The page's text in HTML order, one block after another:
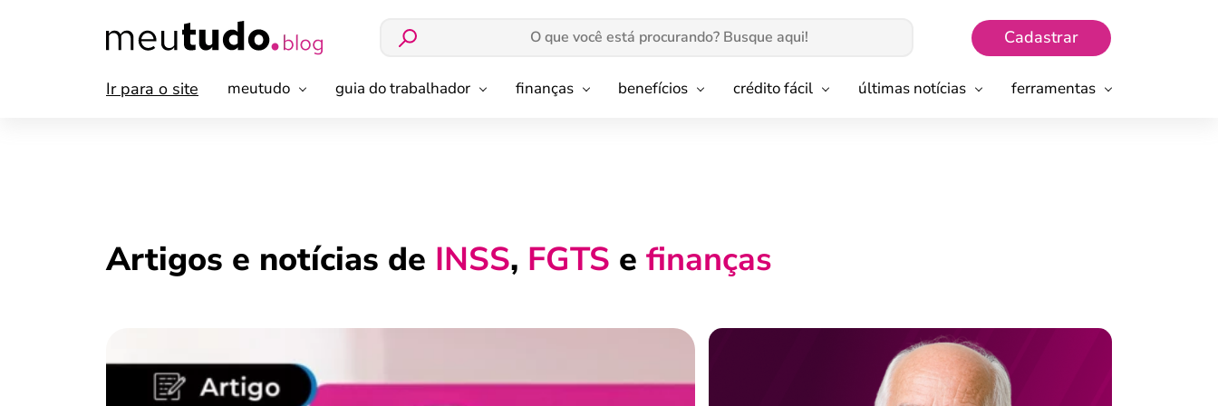
Cadastrar
Ir para o site meutudo guia do trabalhador finanças benefícios crédito fácil últimas notícias ferramentas
Artigos e notícias de INSS, FGTS e finanças